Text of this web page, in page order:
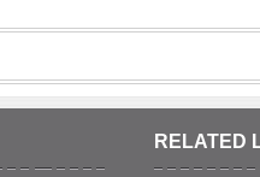
RELATED